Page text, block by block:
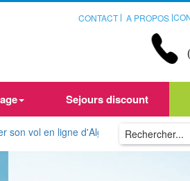
CONTACT A PROPOS
Sejours discount
ligne d'Algérie ou d'ailleurs sur